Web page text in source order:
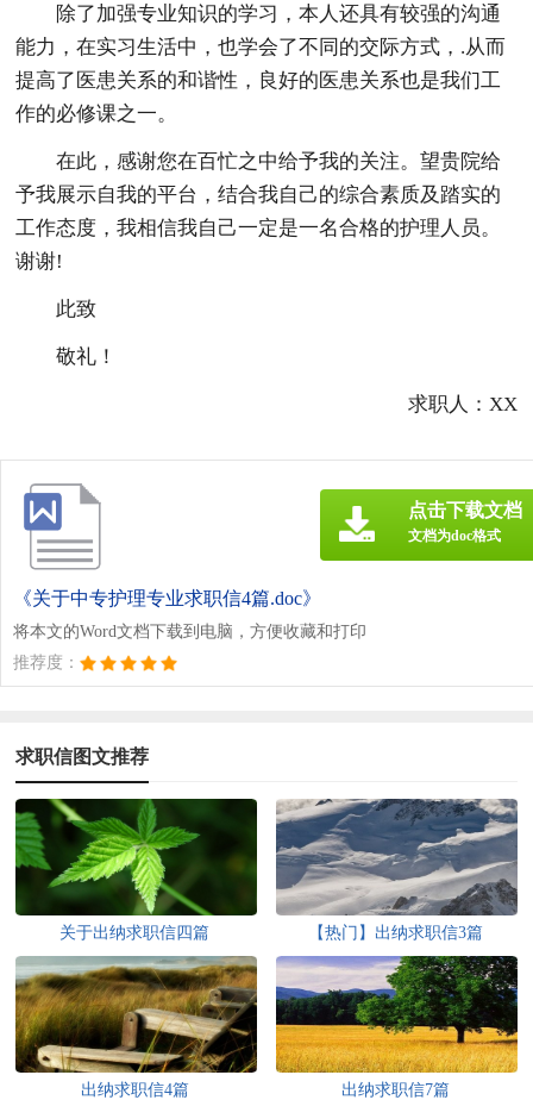
除了加强专业知识的学习，本人还具有较强的沟通
能力，在实习生活中，也学会了不同的交际方式，.从而
提高了医患关系的和谐性，良好的医患关系也是我们工
作的必修课之一。
在此，感谢您在百忙之中给予我的关注。望贵院给
予我展示自我的平台，结合我自己的综合素质及踏实的
工作态度，我相信我自己一定是一名合格的护理人员。
谢谢!
此致
敬礼！
求职人：XX
《关于中专护理专业求职信4篇.doc》
将本文的Word文档下载到电脑，方便收藏和打印
推荐度：
点击下载文档
文档为doc格式
求职信图文推荐
关于出纳求职信四篇 【热门】出纳求职信3篇
出纳求职信4篇 出纳求职信7篇